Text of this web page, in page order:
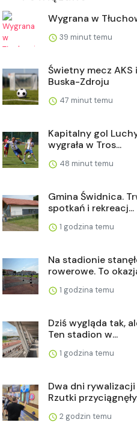
Wygrana w
39 minut temu
Świetny mecz
Buska-Zdroju
47 minut temu
Kapitalny gol
wygrała w Tros...
48 minut temu
Gmina Świdnica.
spotkań i rekreacj...
1 godzina temu
Na stadionie
rowerowe. To
1 godzina temu
Dziś wygląda tak,
Ten stadion w...
1 godzina temu
Dwa dni
Rzutki
2 godzin temu